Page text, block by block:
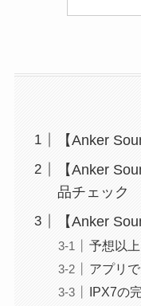
【Anker
【Anker
品チェック
【Anker
予想以
アプリ
IPX7の